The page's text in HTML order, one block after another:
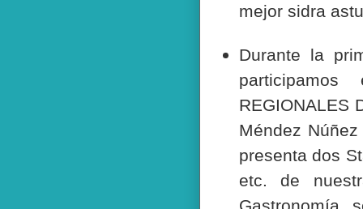
mejor sidra
Durante la
REGIONALES
Méndez
presenta dos
etc. de
Gastronomía,